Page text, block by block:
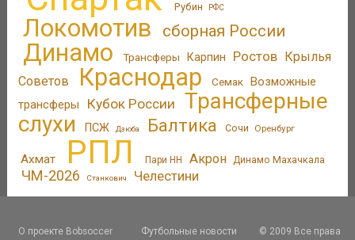
Рубин РФС
Локомотив сборная России
Динамо Трансферы Карпин Ростов Крылья
Советов
Краснодар Семак Возможные
трансферы
Кубок России
Трансферные
слухи
ПСЖ Дзюба Балтика Сочи Оренбург
Ахмат РПЛ Пари НН Акрон Динамо Махачкала
ЧМ-2026 Станкович Челестини
О проекте Bobsoccer
Футбольные новости
© 2009 Все права